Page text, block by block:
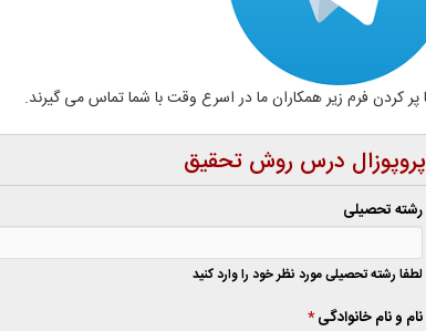
پروپوزال درس روش تحقیق
رشته تحصیلی
لطفا رشته تحصیلی مورد نظر خود را وارد کنید
نام و نام خانوادگی*